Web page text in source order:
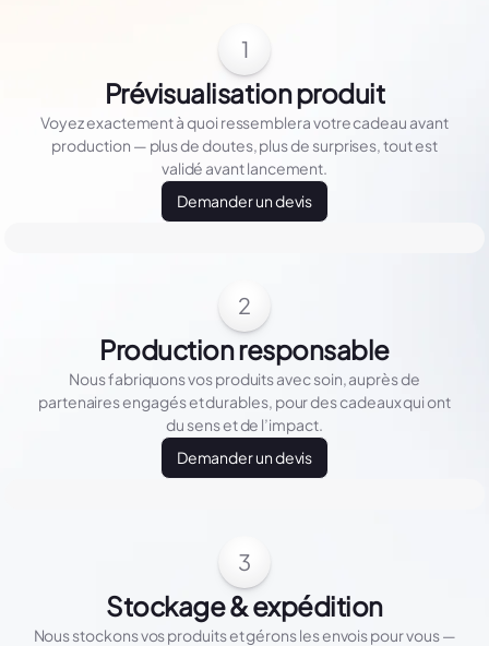
1
Prévisualisation produit
Voyez exactement à quoi ressemblera votre cadeau avant
production — plus de doutes, plus de surprises, tout est
validé avant lancement.
Demander un devis
2
Production responsable
Nous fabriquons vos produits avec soin, auprès de
partenaires engagés et durables, pour des cadeaux qui ont
du sens et de l’impact.
Demander un devis
3
Stockage & expédition
Nous stockons vos produits et gérons les envois pour vous —